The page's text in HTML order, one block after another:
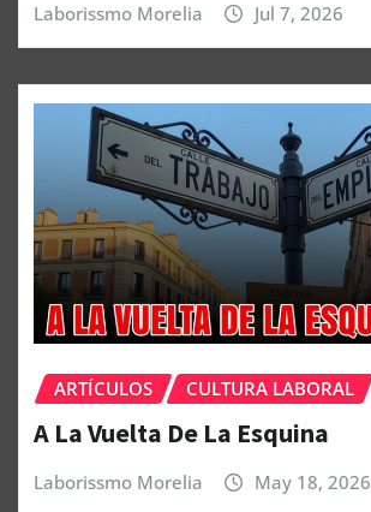
Laborissmo Morelia Jul 7, 2026
ARTÍCULOS CULTURA LABORAL
A La Vuelta De La Esquina
Laborissmo Morelia May 18, 2026